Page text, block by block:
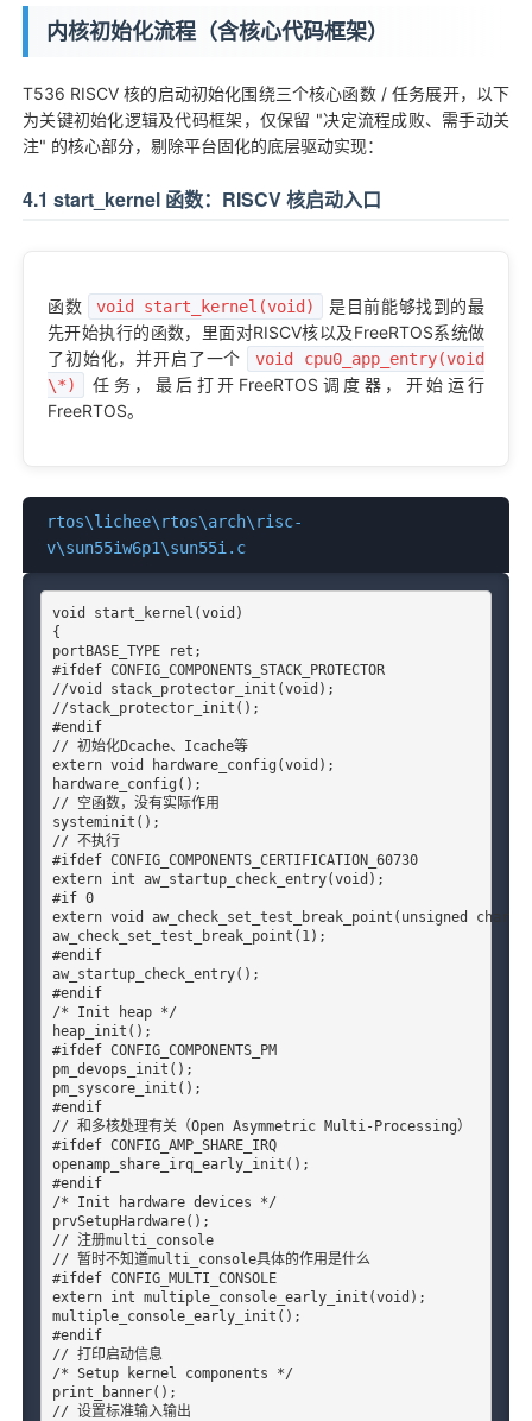
内核初始化流程（含核心代码框架）
T536 RISCV 核的启动初始化围绕三个核心函数 / 任务展开，以下
为关键初始化逻辑及代码框架，仅保留 "决定流程成败、需手动关
注" 的核心部分，剔除平台固化的底层驱动实现：
4.1 start_kernel 函数：RISCV 核启动入口
函数 void start_kernel(void)
是目前能够找到的最
先开始执行的函数，里面对RISCV核以及FreeRTOS系统做
了初始化，并开启了一个
void cpu0_app_entry(void
\*)
任务，最后打开FreeRTOS调度器，开始运行
FreeRTOS。
rtos\lichee\rtos\arch\risc-
v\sun55iw6p1\sun55i.c
void start_kernel(void)
{
portBASE_TYPE ret;
#ifdef CONFIG_COMPONENTS_STACK_PROTECTOR
//void stack_protector_init(void);
//stack_protector_init();
#endif
// 初始化Dcache、Icache等
extern void hardware_config(void);
hardware_config();
// 空函数，没有实际作用
systeminit();
// 不执行
#ifdef CONFIG_COMPONENTS_CERTIFICATION_60730
extern int aw_startup_check_entry(void);
#if 0
extern void aw_check_set_test_break_point(unsigned char
aw_check_set_test_break_point(1);
#endif
aw_startup_check_entry();
#endif
/* Init heap */
heap_init();
#ifdef CONFIG_COMPONENTS_PM
pm_devops_init();
pm_syscore_init();
#endif
// 和多核处理有关（Open Asymmetric Multi-Processing）
#ifdef CONFIG_AMP_SHARE_IRQ
openamp_share_irq_early_init();
#endif
/* Init hardware devices */
prvSetupHardware();
// 注册multi_console
// 暂时不知道multi_console具体的作用是什么
#ifdef CONFIG_MULTI_CONSOLE
extern int multiple_console_early_init(void);
multiple_console_early_init();
#endif
// 打印启动信息
/* Setup kernel components */
print_banner();
// 设置标准输入输出